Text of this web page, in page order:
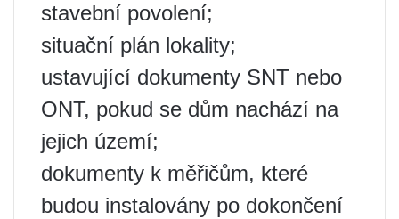
stavební povolení;
situační plán lokality;
ustavující dokumenty SNT nebo
ONT, pokud se dům nachází na
jejich území;
dokumenty k měřičům, které
budou instalovány po dokončení